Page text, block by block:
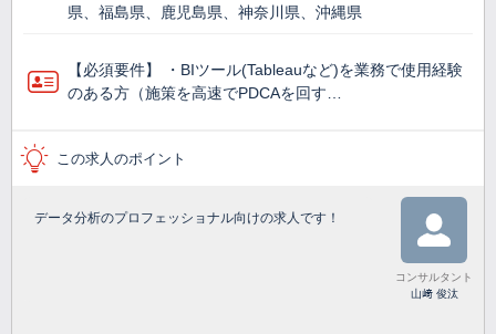
県、福島県、鹿児島県、神奈川県、沖縄県
【必須要件】 ・BIツール(Tableauなど)を業務で使⽤経験
のある方（施策を高速でPDCAを回す…
この求人のポイント
データ分析のプロフェッショナル向けの求人です！
コンサルタント
山﨑 俊汰